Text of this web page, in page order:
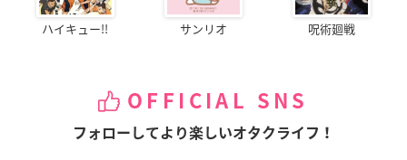
ハイキュー!! サンリオ 呪術廻戦
OFFICIAL SNS
フォローしてより楽しいオタクライフ！